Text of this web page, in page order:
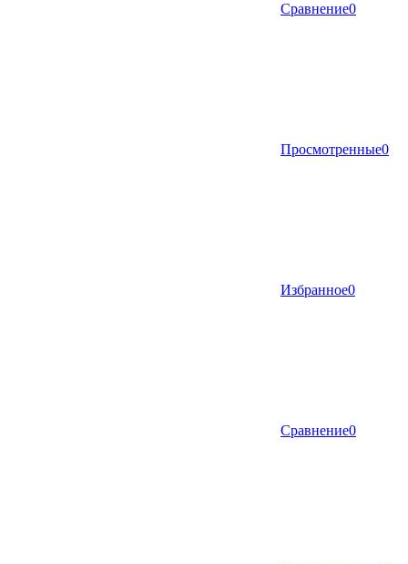
Сравнение0
Просмотренные0
Избранное0
Сравнение0